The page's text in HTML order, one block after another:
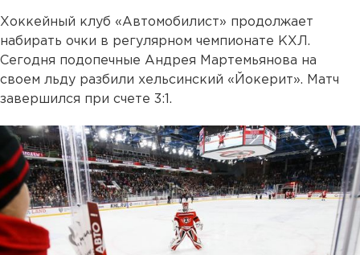
Хоккейный клуб «Автомобилист» продолжает
набирать очки в регулярном чемпионате КХЛ.
Сегодня подопечные Андрея Мартемьянова на
своем льду разбили хельсинский «Йокерит». Матч
завершился при счете 3:1.